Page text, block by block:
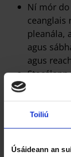
Toiliú
Úsáideann an
Ní mór
ceanglais
pleanála,
agus
agus
atá
liostaithe
Ní mór
an scéim